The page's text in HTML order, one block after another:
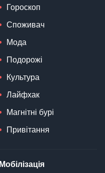
Гороскоп
Споживач
Мода
Подорожі
Культура
Лайфхак
Магнітні бурі
Привітання
Мобілізація